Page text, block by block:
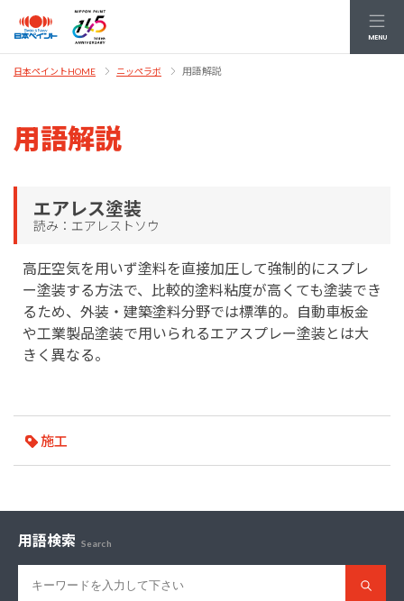
MENU
日本ペイントHOME ニッペラボ 用語解説
用語解説
エアレス塗装
読み：エアレストソウ
高圧空気を用いず塗料を直接加圧して強制的にスプレ
ー塗装する方法で、比較的塗料粘度が高くても塗装でき
るため、外装・建築塗料分野では標準的。自動車板金
や工業製品塗装で用いられるエアスプレー塗装とは大
きく異なる。
施工
用語検索 Search